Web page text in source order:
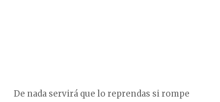
De nada servirá que lo reprendas si rompe